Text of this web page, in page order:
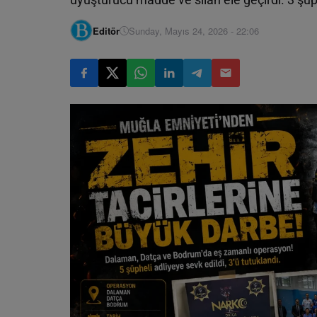
Editör Sunday, Mayıs 24, 2026 - 22:06